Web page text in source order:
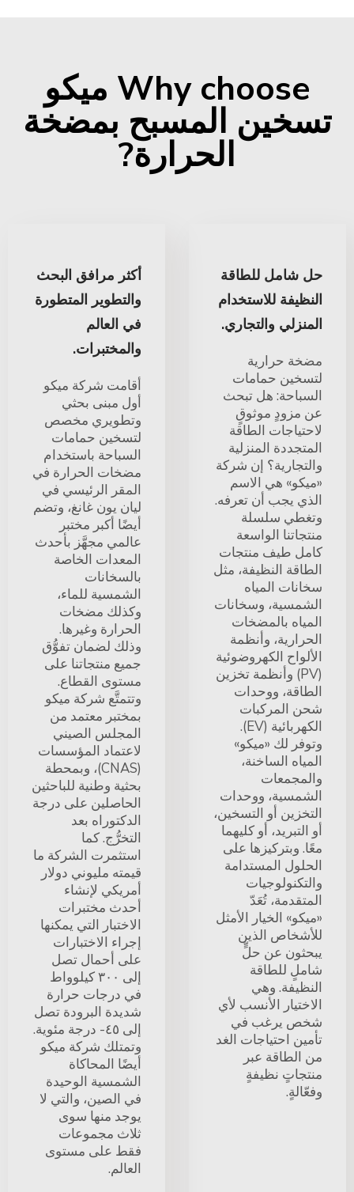
Why choose ميكو
تسخين المسبح بمضخة
الحرارة?
حل شامل للطاقة
النظيفة للاستخدام
المنزلي والتجاري.
مضخة حرارية
لتسخين حمامات
السباحة: هل تبحث
عن مزودٍ موثوقٍ
لاحتياجات الطاقة
المتجددة المنزلية
والتجارية؟ إن شركة
«ميكو» هي الاسم
الذي يجب أن تعرفه.
وتغطي سلسلة
منتجاتنا الواسعة
كامل طيف منتجات
الطاقة النظيفة، مثل
سخانات المياه
الشمسية، وسخانات
المياه بالمضخات
الحرارية، وأنظمة
الألواح الكهروضوئية
(PV) وأنظمة تخزين
الطاقة، ووحدات
شحن المركبات
الكهربائية (EV).
وتوفر لك «ميكو»
المياه الساخنة،
والمجمعات
الشمسية، ووحدات
التخزين أو التسخين،
أو التبريد، أو كليهما
معًا. وبتركيزها على
الحلول المستدامة
والتكنولوجيات
المتقدمة، تُعَدّ
«ميكو» الخيار الأمثل
للأشخاص الذين
يبحثون عن حلٍّ
شاملٍ للطاقة
النظيفة. وهي
الاختيار الأنسب لأي
شخص يرغب في
تأمين احتياجات الغد
من الطاقة عبر
منتجاتٍ نظيفةٍ
وفعّالةٍ.
أكثر مرافق البحث
والتطوير المتطورة
في العالم
والمختبرات.
أقامت شركة ميكو
أول مبنى بحثي
وتطويري مخصص
لتسخين حمامات
السباحة باستخدام
مضخات الحرارة في
المقر الرئيسي في
ليان يون غانغ، وتضم
أيضًا أكبر مختبر
عالمي مجهَّز بأحدث
المعدات الخاصة
بالسخانات
الشمسية للماء،
وكذلك مضخات
الحرارة وغيرها.
وذلك لضمان تفوُّق
جميع منتجاتنا على
مستوى القطاع.
وتتمتَّع شركة ميكو
بمختبر معتمد من
المجلس الصيني
لاعتماد المؤسسات
(CNAS)، وبمحطة
بحثية وطنية للباحثين
الحاصلين على درجة
الدكتوراه بعد
التخرُّج. كما
استثمرت الشركة ما
قيمته مليوني دولار
أمريكي لإنشاء
أحدث مختبرات
الاختبار التي يمكنها
إجراء الاختبارات
على أحمال تصل
إلى ٣٠٠ كيلوواط
في درجات حرارة
شديدة البرودة تصل
إلى ٤٥- درجة مئوية.
وتمتلك شركة ميكو
أيضًا المحاكاة
الشمسية الوحيدة
في الصين، والتي لا
يوجد منها سوى
ثلاث مجموعات
فقط على مستوى
العالم.